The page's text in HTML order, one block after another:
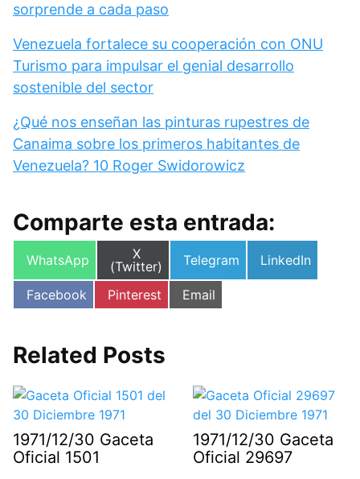
sorprende a cada paso
Venezuela fortalece su cooperación con ONU
Turismo para impulsar el genial desarrollo
sostenible del sector
¿Qué nos enseñan las pinturas rupestres de
Canaima sobre los primeros habitantes de
Venezuela? 10 Roger Swidorowicz
Comparte esta entrada:
Compartir
WhatsApp
Compartir
en
X
(Twitter)
Compartir
Telegram
Compartir
LinkedIn
Compartir
en
Facebook
Compartir
en
Pinterest
Compartir
en
Email
Related Posts
1971/12/30 Gaceta
Oficial 1501
1971/12/30 Gaceta
Oficial 29697